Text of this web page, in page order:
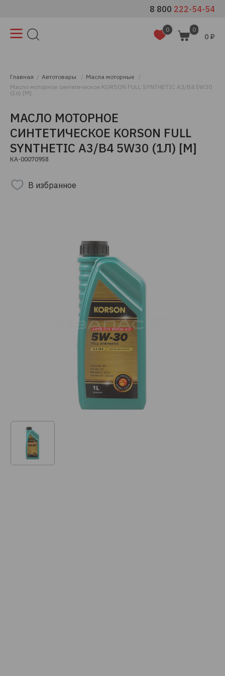
8 800 222-54-54
0 0
0 ₽
Главная Автотовары
Масла моторные
Масло моторное синтетическое KORSON FULL SYNTHETIC A3/B4 5W30
(1л) [М]
МАСЛО МОТОРНОЕ
СИНТЕТИЧЕСКОЕ KORSON FULL
SYNTHETIC A3/B4 5W30 (1Л) [М]
КА-00070958
В избранное